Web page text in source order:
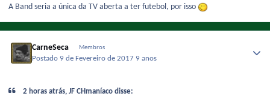
A Band seria a única da TV aberta a ter futebol, por isso
CarneSeca Membros
Postado 9 de Fevereiro de 2017 9 anos
2 horas atrás, JF CHmaníaco disse: